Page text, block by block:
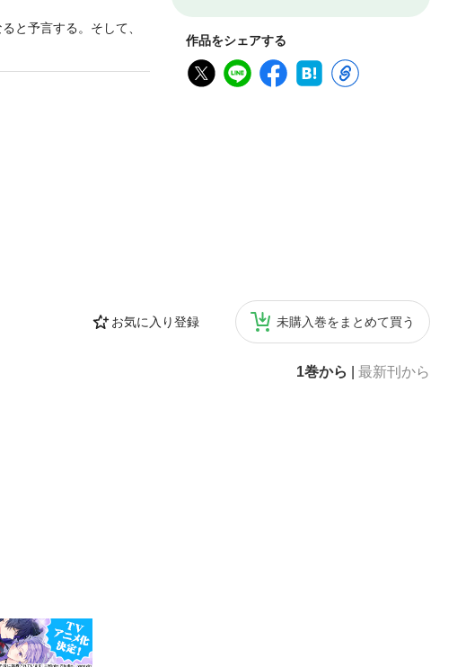
作品をシェアする
お気に入り登録 未購入巻をまとめて買う
1巻から 最新刊から
と予言する。そして、